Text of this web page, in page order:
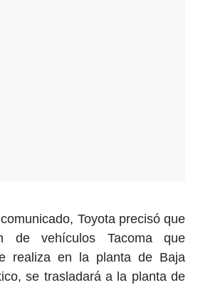
Toyota precisó que
de vehículos Tacoma que
realiza en la planta de Baja
se trasladará a la planta de